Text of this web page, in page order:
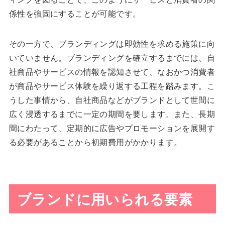
係性を強固にすることが可能です。
その一方で、ブランディングは即効性を求める施策に向
いていません。ブランディングを確立するまでには、自
社商品やサービスの情報を認知させて、なおかつ消費者
が商品やサービス体験を繰り返する工程を踏みます。こ
うした事情から、自社商品などがブランドとして世間に
広く浸透するまでに一定の期間を要します。また、長期
間にわたって、定期的に広告やプロモーションを展開す
る必要があることから初期費用がかかります。
ブランドに用いられる要素